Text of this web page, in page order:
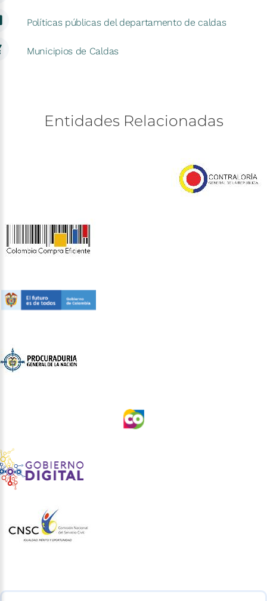
Políticas públicas del departamento de caldas
Municipios de Caldas
Entidades Relacionadas